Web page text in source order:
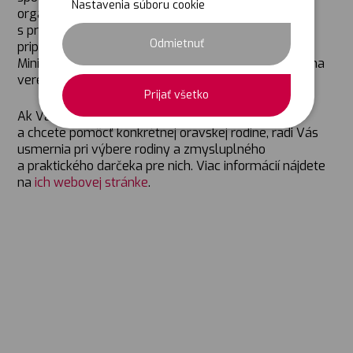
Nastavenia súboru cookie
Odmietnuť
Prijať všetko
organizácie v rámci kampane Family a súhlasili aj
s prizvaním k vzdelávacím aktivitám, ktoré Nadácia
pripravuje v rámci schváleného projektu na
Ministerstve vnútra v operačnom programe Efektívna
verejná správa.
Ak Vás činnosť občianskeho združenia presvedčila
a chcete pomôcť konkrétnej oravskej rodine, radi Vás
usmernia pri výbere rodiny a zmysluplného
a praktického darčeka pre nich. Viac informácií nájdete
na ich webovej stránke.